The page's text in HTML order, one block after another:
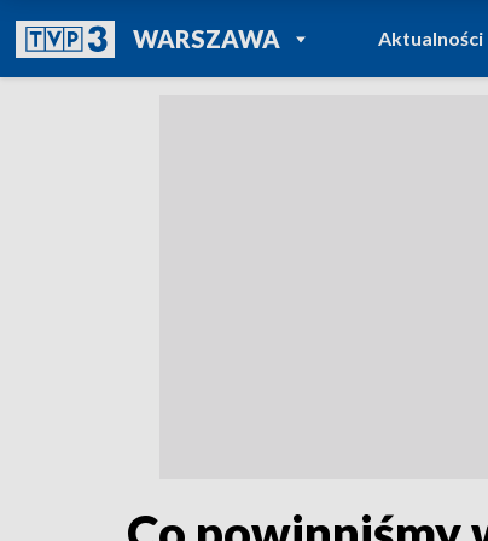
WARSZAWAPOWRÓT DO
TVP REGIONY
Aktualności